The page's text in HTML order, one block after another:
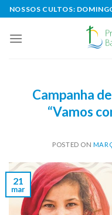
Skip
to
content
NOSSOS CULTOS:
Campanha
“Vamos
POSTED ON
21
mar